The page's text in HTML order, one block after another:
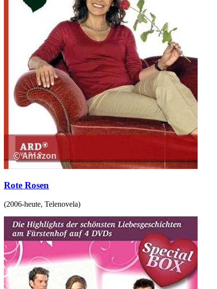
Rote Rosen
(2006-heute, Telenovela)